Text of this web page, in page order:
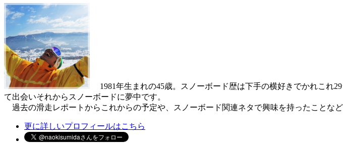
1981年生まれの45歳。スノーボード歴は下手の横好きでかれこれ
て出会いそれからスノーボードに夢中です。
過去の滑走レポートからこれからの予定や、スノーボード関連ネタで興味を持ったことな
更に詳しいプロフィールはこちら